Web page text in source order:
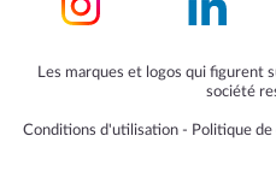
Les marques et logos qui figurent
société
Conditions d'utilisation‐ Politique